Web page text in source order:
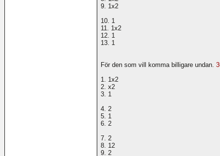
9. 1x2
10. 1
11. 1x2
12. 1
13. 1
För den som vill komma billigare undan.
1. 1x2
2. x2
3. 1
4. 2
5. 1
6. 2
7. 2
8. 12
9. 2